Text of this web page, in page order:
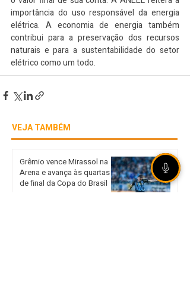
importância do uso responsável da energia
elétrica. A economia de energia também
contribui para a preservação dos recursos
naturais e para a sustentabilidade do setor
elétrico como um todo.
VEJA TAMBÉM
Grêmio vence Mirassol na
Arena e avança às quartas
de final da Copa do Brasil